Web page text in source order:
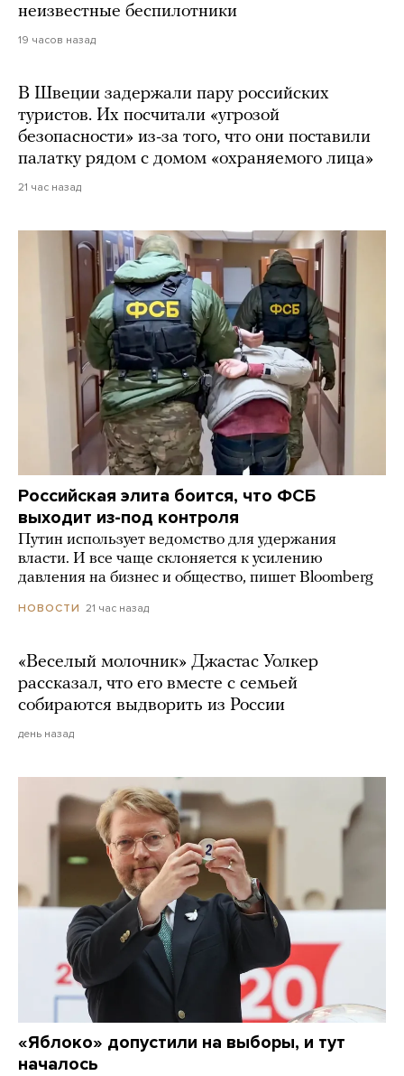
неизвестные беспилотники
19 часов назад
В Швеции задержали пару российских
туристов. Их посчитали «угрозой
безопасности» из-за того, что они поставили
палатку рядом с домом «охраняемого лица»
21 час назад
Российская элита боится, что ФСБ
выходит из-под контроля
Путин использует ведомство для удержания
власти. И все чаще склоняется к усилению
давления на бизнес и общество, пишет Bloomberg
НОВОСТИ 21 час назад
«Веселый молочник» Джастас Уолкер
рассказал, что его вместе с семьей
собираются выдворить из России
день назад
«Яблоко» допустили на выборы, и тут
началось